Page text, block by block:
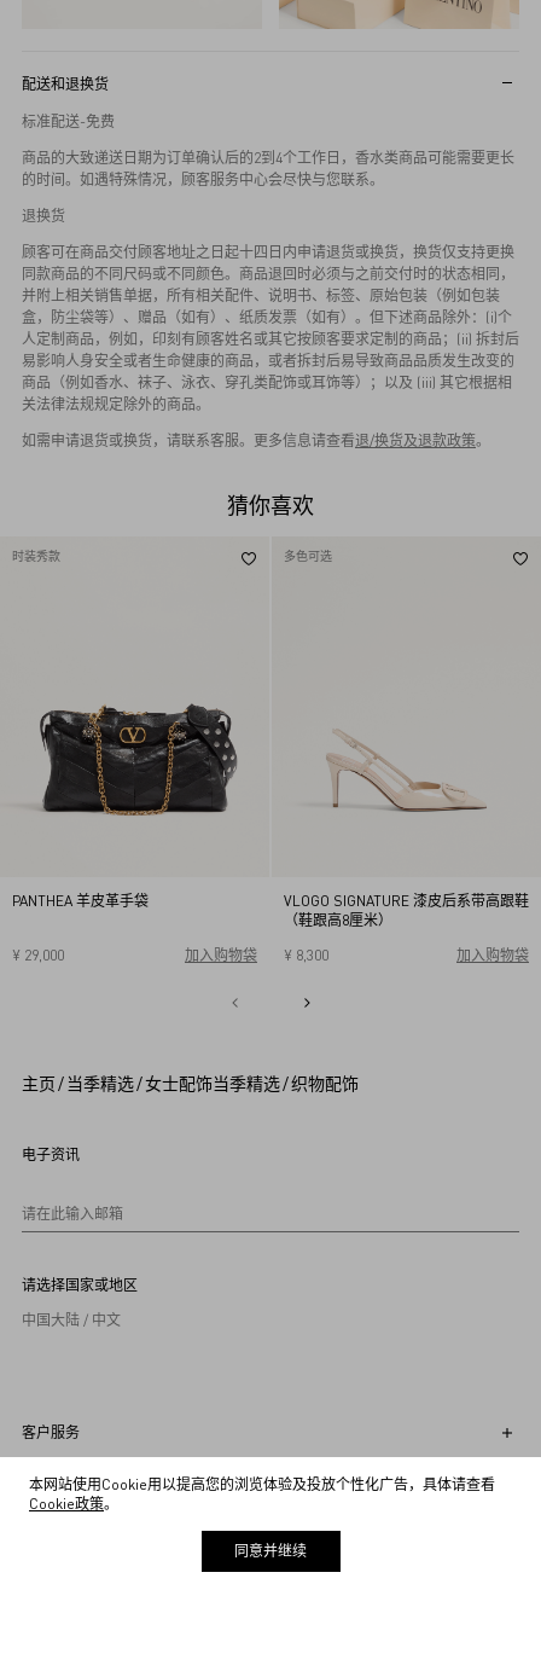
配送和退换货
标准配送-免费
商品的大致递送日期为订单确认后的2到4个工作日，香水类商品可能需要更长
的时间。如遇特殊情况，顾客服务中心会尽快与您联系。
退换货
顾客可在商品交付顾客地址之日起十四日内申请退货或换货，换货仅支持更换
同款商品的不同尺码或不同颜色。商品退回时必须与之前交付时的状态相同，
并附上相关销售单据，所有相关配件、说明书、标签、原始包装（例如包装
盒，防尘袋等）、赠品（如有）、纸质发票（如有）。但下述商品除外：(i)个
人定制商品，例如，印刻有顾客姓名或其它按顾客要求定制的商品；(ii) 拆封后
易影响人身安全或者生命健康的商品，或者拆封后易导致商品品质发生改变的
商品（例如香水、袜子、泳衣、穿孔类配饰或耳饰等）；以及 (iii) 其它根据相
关法律法规规定除外的商品。
如需申请退货或换货，请联系客服。更多信息请查看退/换货及退款政策。
猜你喜欢
时装秀款
PANTHEA 羊皮革手袋
¥ 29,000 加入购物袋 34
36
39
多色可选
VLOGO SIGNATURE 漆皮后系带高跟鞋
（鞋跟高8厘米）
¥ 8,300
加入购物袋
5
6
主页/ 当季精选/女士配饰当季精选/织物配饰
电子资讯
请在此输入邮箱
请选择国家或地区
中国大陆 / 中文
客户服务
关于公司
本网站使用Cookie用以提高您的浏览体验及投放个性化广告，具体请查看
Cookie政策。
同意并继续